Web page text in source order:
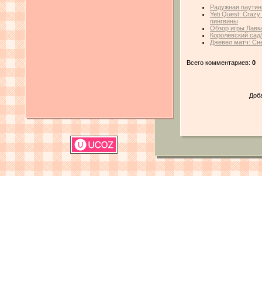
Радужная
Yeti Quest:
пингвины
Обзор игры
Королевский
Джевел матч:
Всего комментариев: 0